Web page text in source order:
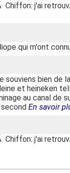
Chiffon: j'ai
qui m'ont
souviens bien
et heineken
au canal de
En savoir
Chiffon: j'ai